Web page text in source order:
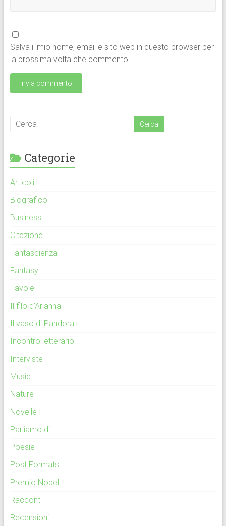
Salva il mio nome, email e sito web in questo browser per
la prossima volta che commento.
Categorie
Articoli
Biografico
Business
Citazione
Fantascienza
Fantasy
Favole
Il filo d'Arianna
Il vaso di Pandora
Incontro letterario
Interviste
Music
Nature
Novelle
Parliamo di…
Poesie
Post Formats
Premio Nobel
Racconti
Recensioni